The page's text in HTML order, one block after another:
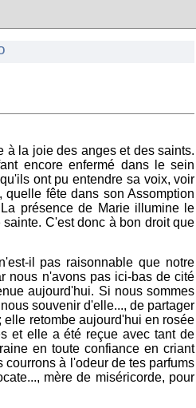
à la joie des anges et des saints.
encore enfermé dans le sein
ont pu entendre sa voix, voir
fête dans son Assomption
présence de Marie illumine le
C'est donc à bon droit que
il pas raisonnable que notre
nous n'avons pas ici-bas de cité
aujourd'hui. Si nous sommes
souvenir d'elle..., de partager
retombe aujourd'hui en rosée
et elle a été reçue avec tant de
en toute confiance en criant
à l'odeur de tes parfums
mère de miséricorde, pour